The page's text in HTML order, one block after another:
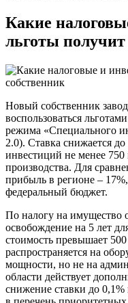
Какие
льготы
Новый собственник
воспользоваться
режима «Специального
2.0). Ставка снижается
инвестиций не менее
производства. Для
прибыль в регионе –
федеральный бюджет.
По налогу на имущество
освобождение на 5 лет
стоимость превышает
распространяется на
мощности, но не на
области действует
снижение ставки до